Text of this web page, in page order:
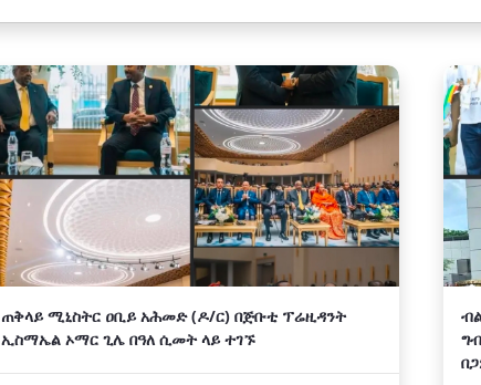
ጠቅላይ ሚኒስትር ዐቢይ አሕመድ (ዶ/ር) በጅቡቲ ፕሬዚዳንት
ኢስማኤል ኦማር ጊሌ በዓለ ሲመት ላይ ተገኙ